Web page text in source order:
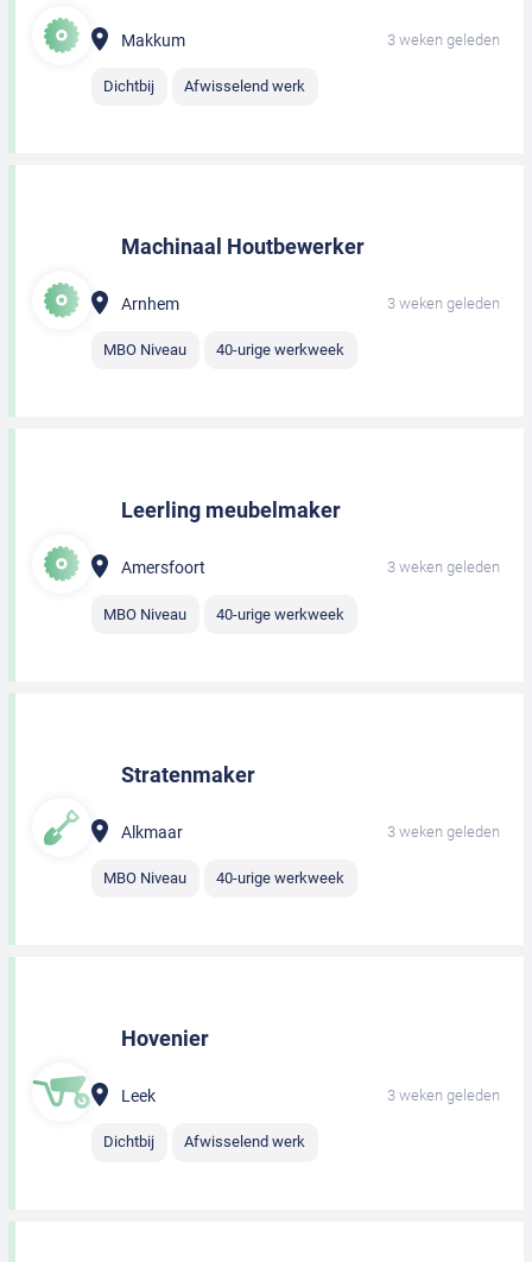
Makkum 3 weken geleden
Dichtbij Afwisselend werk
Machinaal Houtbewerker
Arnhem 3 weken geleden
MBO Niveau 40-urige werkweek
Leerling meubelmaker
Amersfoort 3 weken geleden
MBO Niveau 40-urige werkweek
Stratenmaker
Alkmaar 3 weken geleden
MBO Niveau 40-urige werkweek
Hovenier
Leek 3 weken geleden
Dichtbij Afwisselend werk